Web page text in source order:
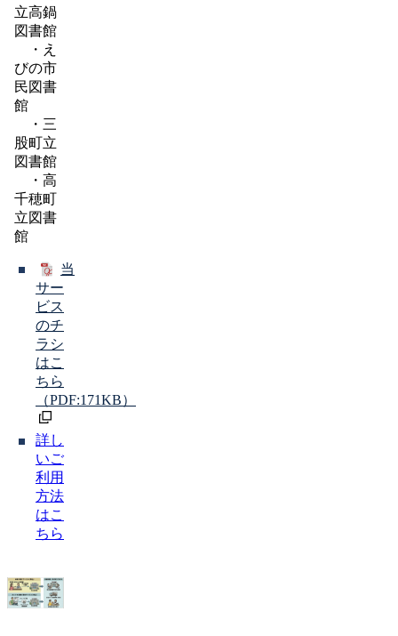
立高鍋
図書館
・え
びの市
民図書
館
・三
股町立
図書館
・高
千穂町
立図書
館
当
サー
ビス
のチ
ラシ
はこ
ちら
（PDF:171KB）
詳し
いご
利用
方法
はこ
ちら